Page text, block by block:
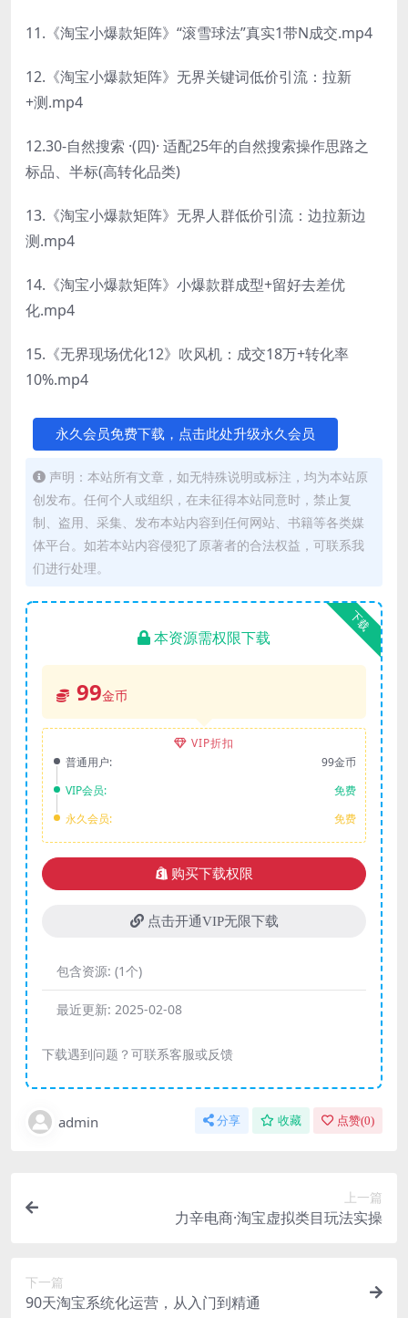
11.《淘宝小爆款矩阵》“滚雪球法”真实1带N成交.mp4
12.《淘宝小爆款矩阵》无界关键词低价引流：拉新
+测.mp4
12.30-自然搜索 ·(四)· 适配25年的自然搜索操作思路之
标品、半标(高转化品类)
13.《淘宝小爆款矩阵》无界人群低价引流：边拉新边
测.mp4
14.《淘宝小爆款矩阵》小爆款群成型+留好去差优
化.mp4
15.《无界现场优化12》吹风机：成交18万+转化率
10%.mp4
永久会员免费下载，点击此处升级永久会员
声明：本站所有文章，如无特殊说明或标注，均为本站原
创发布。任何个人或组织，在未征得本站同意时，禁止复
制、盗用、采集、发布本站内容到任何网站、书籍等各类媒
体平台。如若本站内容侵犯了原著者的合法权益，可联系我
们进行处理。
下载
本资源需权限下载
99金币
VIP折扣
普通用户:
99金币
VIP会员:
免费
永久会员:
免费
购买下载权限
点击开通VIP无限下载
包含资源: (1个)
最近更新: 2025-02-08
下载遇到问题？可联系客服或反馈
admin 分享 收藏 点赞(0)
上一篇
力辛电商·淘宝虚拟类目玩法实操
下一篇
90天淘宝系统化运营，从入门到精通